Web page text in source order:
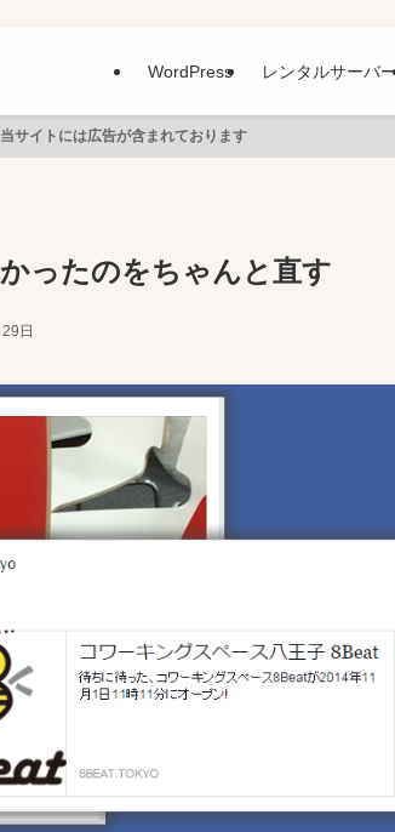
WordPress レンタルサーバ
当サイトには広告が含まれております
ったのをちゃんと直す
日